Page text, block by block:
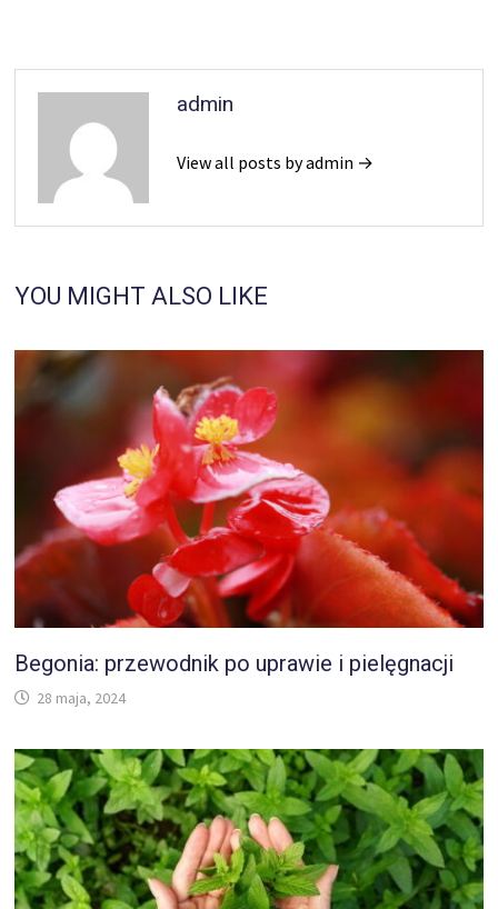
admin
View all posts by admin →
YOU MIGHT ALSO LIKE
Begonia: przewodnik po uprawie i pielęgnacji
28 maja, 2024